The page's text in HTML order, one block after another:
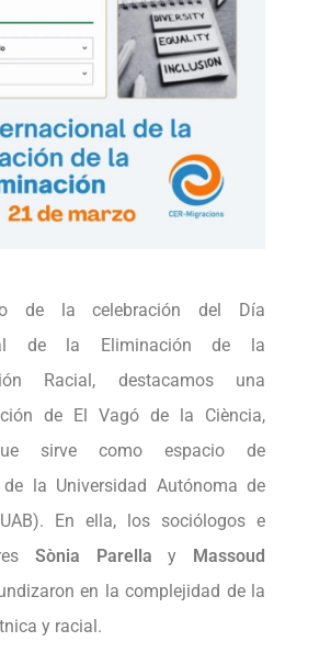
de la celebración del Día
de la Eliminación de la
Racial, destacamos una
de El Vagó de la Ciència,
sirve como espacio de
la Universidad Autónoma de
En ella, los sociólogos e
Sònia Parella y Massoud
en la complejidad de la
y racial.